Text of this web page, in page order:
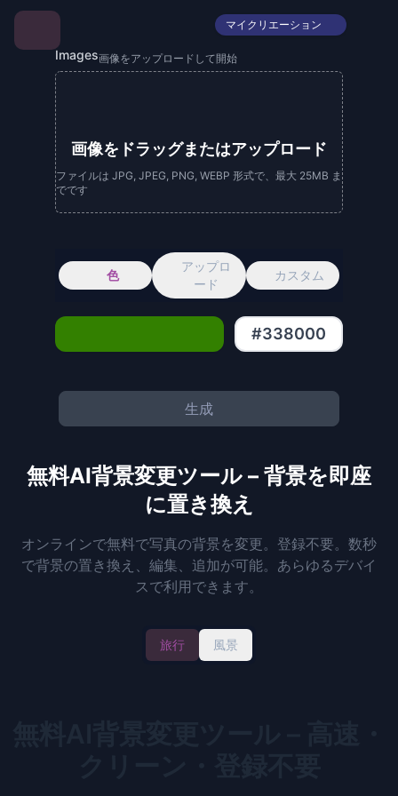
マイクリエーション
Images画像をアップロードして開始
画像をドラッグまたはアップロード
ファイルは JPG, JPEG, PNG, WEBP 形式で、最大 25MB ま
でです
色
アップロ
ード
カスタム
生成
無料AI背景変更ツール – 背景を即座
に置き換え
オンラインで無料で写真の背景を変更。登録不要。数秒
で背景の置き換え、編集、追加が可能。あらゆるデバイ
スで利用できます。
旅行 風景